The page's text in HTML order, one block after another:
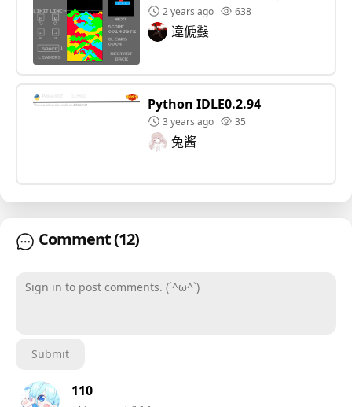
2 years ago 638
遧傂鼝
Python IDLE0.2.94
3 years ago 35
兔酱
Comment(12)
Submit
110